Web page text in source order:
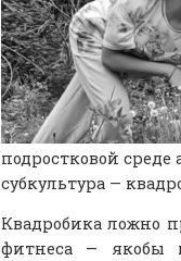
подростковой среде
субкультура —
Квадробика ложно
фитнеса — якобы